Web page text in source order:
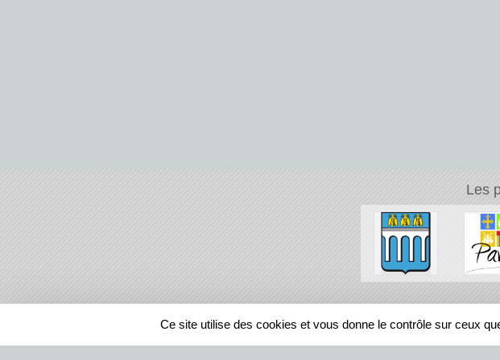
Les
REGIONS
Ce site utilise des cookies et vous donne le contrôle sur ceux